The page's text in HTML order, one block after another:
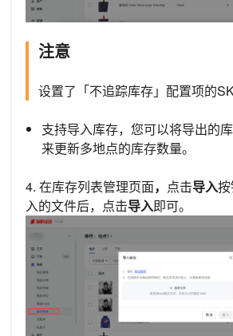
注意
设置了「不追踪库存」配置项的
支持导入库存，您可以将导出的
来更新多地点的库存数量。
4. 在库存列表管理页面， 点击导入
入的文件后，点击导入即可。